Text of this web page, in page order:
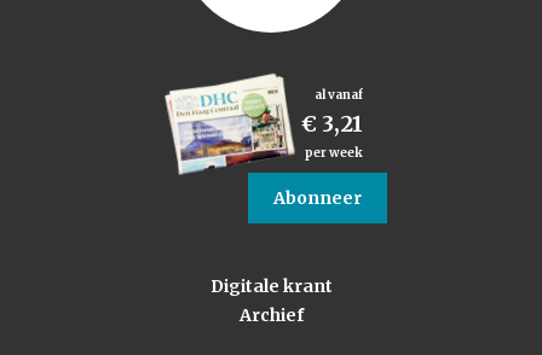
al vanaf
€ 3,21
per week
Abonneer
Digitale krant
Archief